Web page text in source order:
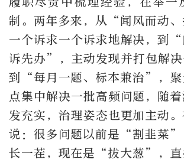
制。两年多来，从“闻风而动、
一个诉求一个诉求地解决，到
诉先办”，主动发现并打包解决
到“每月一题、标本兼治”，聚
点集中解决一批高频问题，随
发充实，治理姿态也更加主动
说：很多问题以前是“割韭菜”
长一茬，现在是“拔大葱”，直